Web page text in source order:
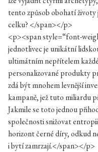
tento způsob obohatí
celku? </span></p>
<p><span style=“font-
jednotlivec je unikátní
ultimátním nepřítelem
personalizované produkty
zdá být mnohem levnější
kampaně, jež tuto miliardu
Jakmile se toto jednou
společnosti snižovat
horizont černé díry, odkud
i bytí zamrzají.</span></p>